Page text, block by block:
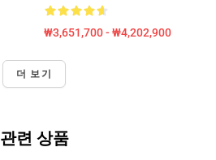
₩3,651,700 - ₩4,202,900
더 보기
관련 상품